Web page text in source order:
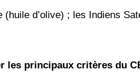
(huile d’olive) ; les Indiens
les principaux critères du